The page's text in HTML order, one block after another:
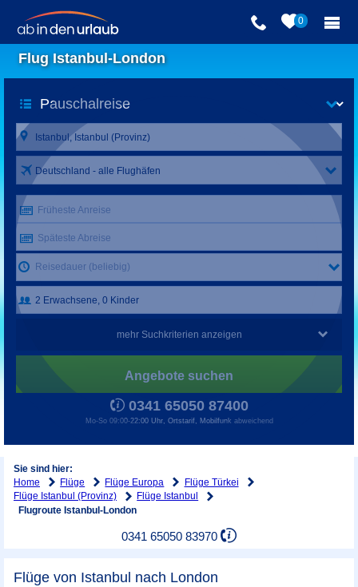
0
Flug Istanbul-London
Deutschland - alle Flughäfen
Früheste Anreise
Späteste Abreise
Reisedauer (beliebig)
mehr Suchkriterien anzeigen
Angebote suchen
0341 65050 87400
Mo-So 09:00-22:00 Uhr, Ortstarif, Mobilfunk abweichend
Sie sind hier:
Home
Flüge Flüge Europa
Flüge Türkei
Flüge Istanbul (Provinz)
Flüge Istanbul
Flugroute Istanbul-London
0341 65050 83970
Flüge von Istanbul nach London